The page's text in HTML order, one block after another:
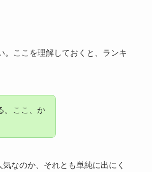
。ここを理解しておくと、ランキ
。ここ、か
なのか、それとも単純に出にく